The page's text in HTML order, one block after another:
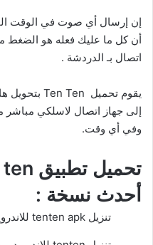
إن إرسال أي صوت في الوقت
أن كل ما عليك فعله هو الضغط
اتصال بـ الدردشة .
إلى جهاز اتصال لاسلكي
وفي أي وقت.
أحدث نسخة :
تنزيل tenten apk للاندرويد :